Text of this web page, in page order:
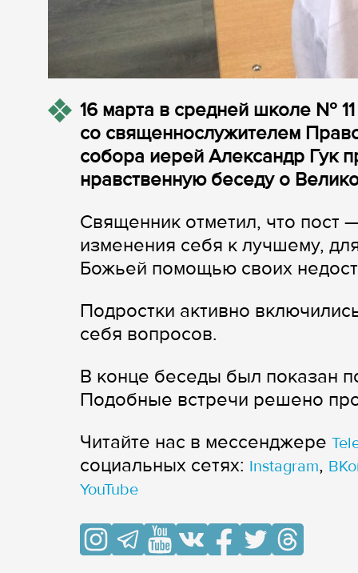
16 марта в средней школе №
со священнослужителем
собора иерей Александр Гук
нравственную беседу о
Священник отметил, что пост
изменения себя к лучшему,
Божьей помощью своих
Подростки активно
себя вопросов.
В конце беседы был показан
Подобные встречи решено
Читайте нас в мессенджере
cоциальных сетях: Instagram,
YouTube